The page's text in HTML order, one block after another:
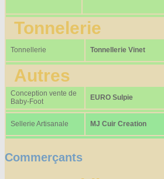
Tonnelerie
Tonnellerie Tonnellerie Vinet
Autres
Conception vente de
Baby-Foot
EURO Sulpie
Sellerie Artisanale MJ Cuir Creation
Commerçants